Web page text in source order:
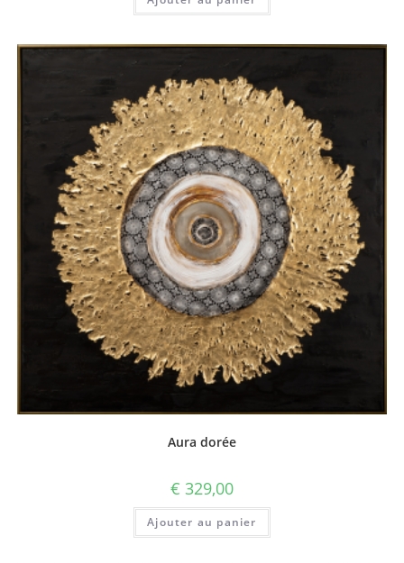
Aura dorée
€ 329,00
Ajouter au panier